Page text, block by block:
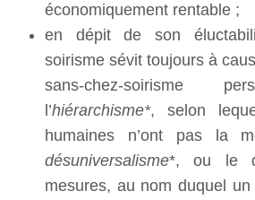
économiquement rentable ;
en dépit de son
soirisme sévit toujours à
sans-chez-soirisme
l’hiérarchisme*, selon
humaines n’ont pas la
désuniversalisme*, ou le
mesures, au nom duquel